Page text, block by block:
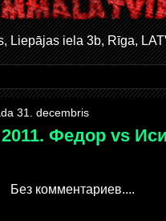
Liepājas iela 3b, Rīga,
31. decembris
Федор vs
Без комментариев....